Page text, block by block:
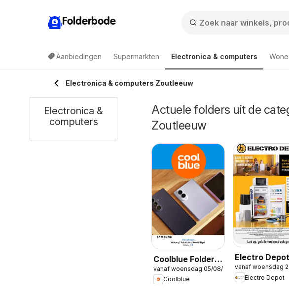
Folderbode
Aanbiedingen Supermarkten Electronica & computers
Electronica & computers Zoutleeuw
Actuele folders uit de
Zoutleeuw
Coolblue Folder /
Publicité
vanaf woensdag 05/08/2026
Coolblue
Electro Depot
Folder
vanaf woensdag
Electro Depot
Electronica &
computers